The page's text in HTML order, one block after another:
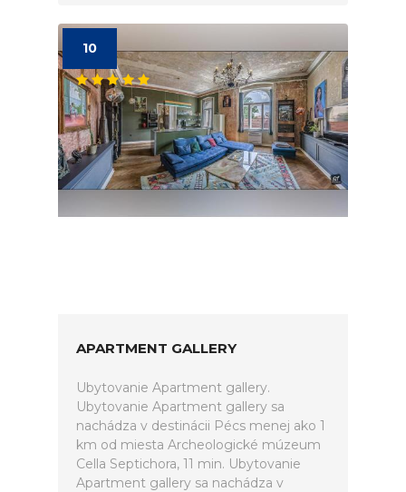
10
APARTMENT GALLERY
Ubytovanie Apartment gallery.
Ubytovanie Apartment gallery sa
nachádza v destinácii Pécs menej ako 1
km od miesta Archeologické múzeum
Cella Septichora, 11 min. Ubytovanie
Apartment gallery sa nachádza v